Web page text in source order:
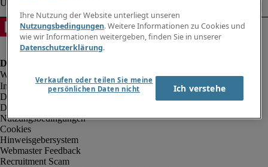
Impressum
Datenschutz
Datenschutz Arbeitnehmer/Zeitarbeitskräfte
Nutzungsbedingungen
Cookies
Hinweisgebersystem
Webmaster Feedback
Recruitment Scam
Ihre Nutzung der Website unterliegt unseren
Nutzungsbedingungen. Weitere Informationen zu Cookies und
wie wir Informationen weitergeben, finden Sie in unserer
Datenschutzerklärung.
Verkaufen oder teilen Sie meine
persönlichen Daten nicht
Ich verstehe